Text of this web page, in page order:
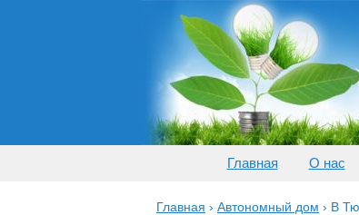
Главная О нас
Главная › Автономный дом › В